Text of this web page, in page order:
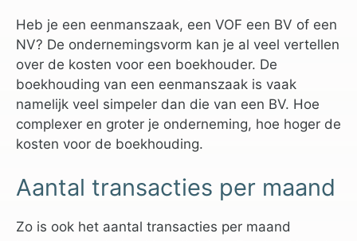
Heb je een eenmanszaak, een VOF een BV of een
NV? De ondernemingsvorm kan je al veel vertellen
over de kosten voor een boekhouder. De
boekhouding van een eenmanszaak is vaak
namelijk veel simpeler dan die van een BV. Hoe
complexer en groter je onderneming, hoe hoger de
kosten voor de boekhouding.
Aantal transacties per maand
Zo is ook het aantal transacties per maand